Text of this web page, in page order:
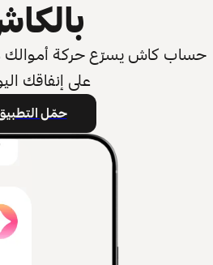
حساب كاش يسرّع حركة أموالك
على إنفاقك
حمّل